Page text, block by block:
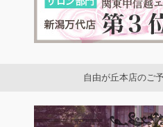
自由が丘本店のご